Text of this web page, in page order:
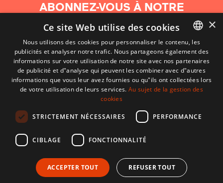
ABONNEZ-VOUS À NOTRE
NEWSLETTER
S'abonner
BASQUE
FRENCH
×
Ce site Web utilise des cookies
Nous utilisons des cookies pour personnaliser le contenu, les
publicités et analyser notre trafic. Nous partageons également des
informations sur votre utilisation de notre site avec nos partenaires
de publicité et d"analyse qui peuvent les combiner avec d"autres
informations que vous leur avez fournies ou qu"ils ont collectées lors
de votre utilisation de leurs services.Au sujet de la gestion des
cookies
STRICTEMENT NÉCESSAIRES PERFORMANCE
CIBLAGE FONCTIONNALITÉ
ACCEPTER TOUT REFUSER TOUT